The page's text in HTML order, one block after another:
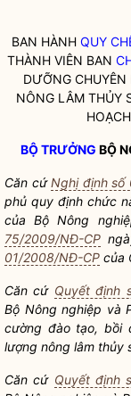
BAN HÀNH QUY
THÀNH VIÊN BAN
DƯỠNG
NÔNG LÂM THỦY
BỘ TRƯỞNG BỘ
Căn cứNghị định số
phủ quy định chức
của Bộ Nông
75/2009/NĐ-CP
01/2008/NĐ-CP của
Căn cứ Quyết định
Bộ Nông nghiệp và
cường đào tạo, bồi
lượng nông lâm thủy
Căn cứ Quyết định